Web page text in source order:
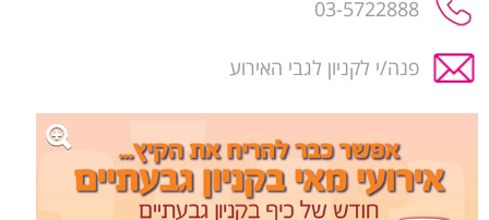
03-5722888
פנה/י לקניון לגבי האירוע